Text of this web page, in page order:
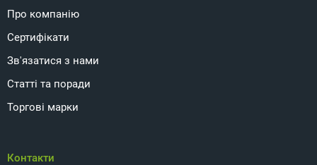
Про компанію
Сертифікати
Зв'язатися з нами
Статті та поради
Торгові марки
Контакти